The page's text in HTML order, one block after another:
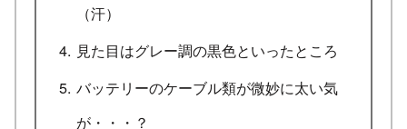
（汗）
見た目はグレー調の黒色といったところ
バッテリーのケーブル類が微妙に太い気
が・・・？